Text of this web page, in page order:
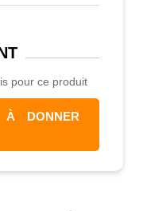
pour ce produit
DONNER